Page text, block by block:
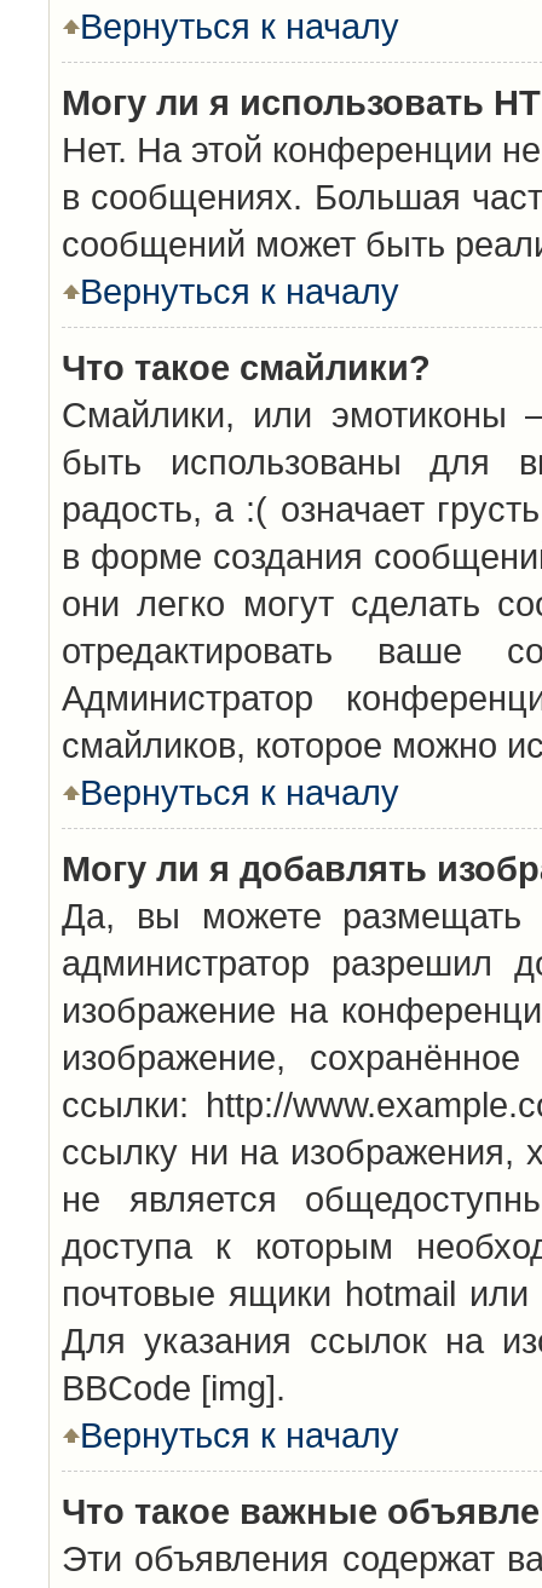
Вернуться к началу
Могу ли я использовать
Нет. На этой конференции
в сообщениях. Большая
сообщений может быть
Вернуться к началу
Что такое смайлики?
Смайлики, или эмотиконы
быть использованы для
радость, а :( означает
в форме создания
они легко могут сделать
отредактировать ваше
Администратор
смайликов, которое можно
Вернуться к началу
Могу ли я добавлять
Да, вы можете размещать
администратор разрешил
изображение на
изображение,
ссылки: http://
ссылку ни на
не является
доступа к которым
почтовые ящики hotmail
Для указания ссылок на
BBCode [img].
Вернуться к началу
Что такое важные
Эти объявления содержат